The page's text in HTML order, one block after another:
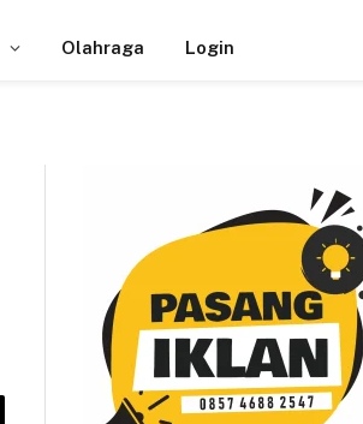
Olahraga Login